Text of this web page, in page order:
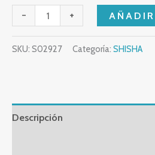
- +
SKU: S02927 Categoría: SHISHA
Descripción